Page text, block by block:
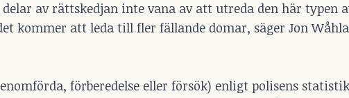
av rättskedjan inte vana av att utreda den här typen
kommer att leda till fler fällande domar, säger Jon
förberedelse eller försök) enligt polisens